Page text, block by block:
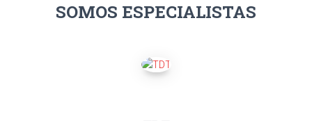
SOMOS ESPECIALISTAS